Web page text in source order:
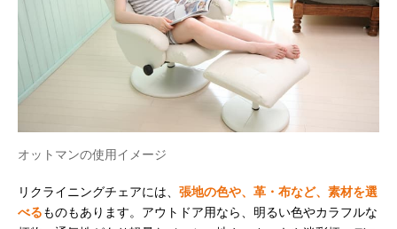
オットマンの使用イメージ
リクライニングチェアには、 張地の色や、革・布など、素材を選
べるものもあります。アウトドア用なら、明るい色やカラフルな